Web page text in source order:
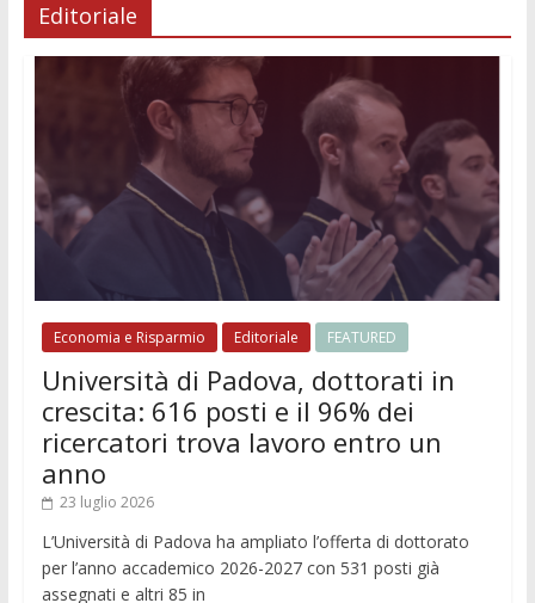
Editoriale
Economia e Risparmio Editoriale FEATURED
Università di Padova, dottorati in
crescita: 616 posti e il 96% dei
ricercatori trova lavoro entro un
anno
23 luglio 2026
L’Università di Padova ha ampliato l’offerta di dottorato
per l’anno accademico 2026-2027 con 531 posti già
assegnati e altri 85 in